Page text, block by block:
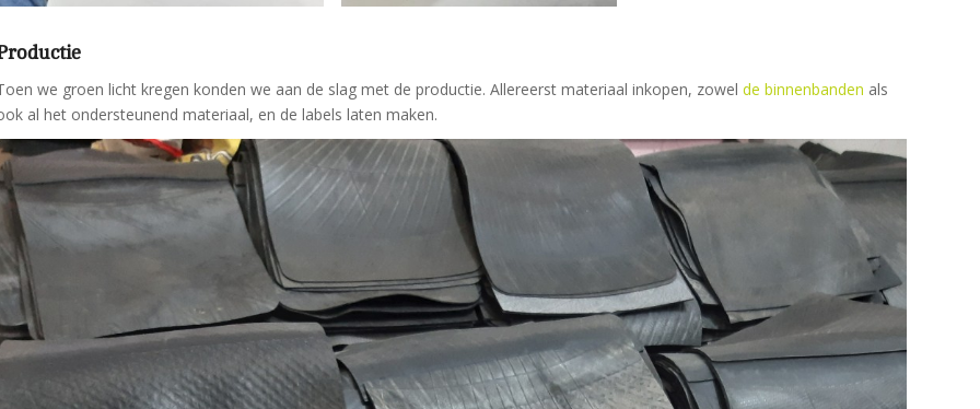
we groen licht kregen konden we aan de slag met de productie. Allereerst materiaal inkopen, zowel de binnenbanden als
al het ondersteunend materiaal, en de labels laten maken.